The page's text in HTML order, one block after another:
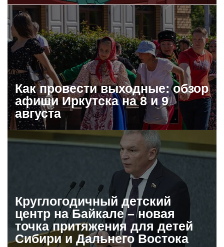
Как провести выходные: обзор
афиши Иркутска на 8 и 9
августа
Круглогодичный детский
центр на Байкале – новая
точка притяжения для детей
Сибири и Дальнего Востока